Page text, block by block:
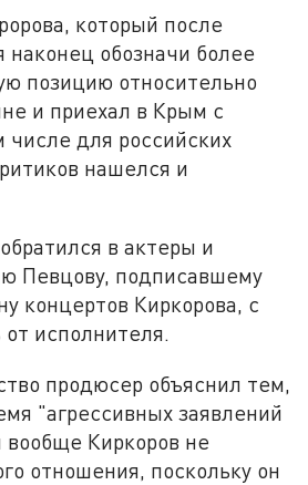
который после
наконец обозначи более
позицию относительно
и приехал в Крым с
числе для российских
нашелся и
в актеры и
Певцову, подписавшему
концертов Киркорова, с
от исполнителя.
продюсер объяснил тем,
"агрессивных заявлений
вообще Киркоров не
отношения, поскольку он